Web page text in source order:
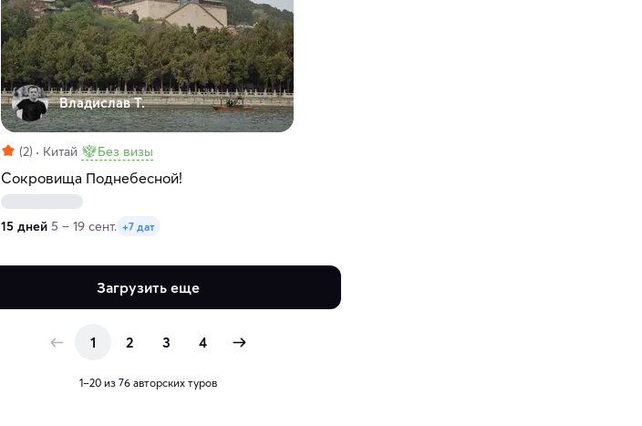
Владислав Т.
(2) Китай Без визы
Сокровища Поднебесной!
15 дней 5 – 19 сент. +7 дат
Загрузить еще
1 2 3 4
1–20 из 76 авторских туров